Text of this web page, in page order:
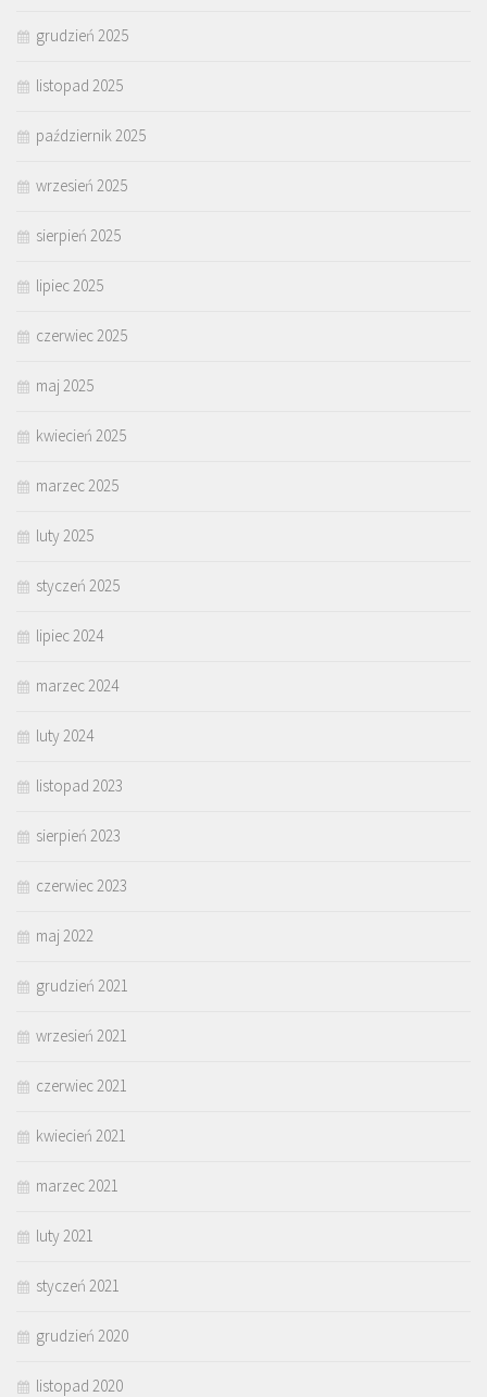
grudzień 2025
listopad 2025
październik 2025
wrzesień 2025
sierpień 2025
lipiec 2025
czerwiec 2025
maj 2025
kwiecień 2025
marzec 2025
luty 2025
styczeń 2025
lipiec 2024
marzec 2024
luty 2024
listopad 2023
sierpień 2023
czerwiec 2023
maj 2022
grudzień 2021
wrzesień 2021
czerwiec 2021
kwiecień 2021
marzec 2021
luty 2021
styczeń 2021
grudzień 2020
listopad 2020